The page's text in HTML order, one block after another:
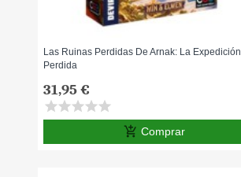
Las Ruinas Perdidas De Arnak: La Expedición
Perdida
31,95 €
starstarstarstarstar
add_shopping_cart Comprar